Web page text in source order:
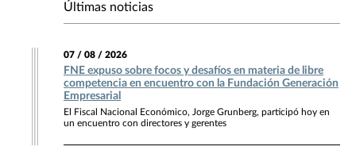
Últimas noticias
07 / 08 / 2026
FNE expuso sobre focos y desafíos en materia de libre
competencia en encuentro con la Fundación Generación
Empresarial
El Fiscal Nacional Económico, Jorge Grunberg, participó hoy en
un encuentro con directores y gerentes